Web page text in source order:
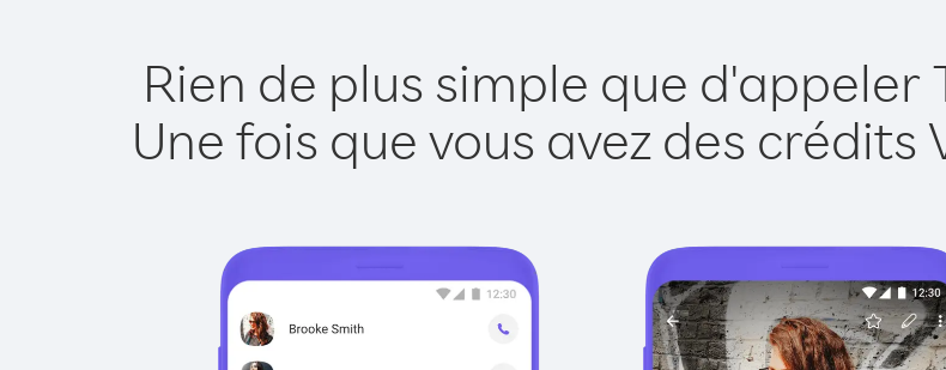
Rien de plus simple que d'appeler
Une fois que vous avez des crédits